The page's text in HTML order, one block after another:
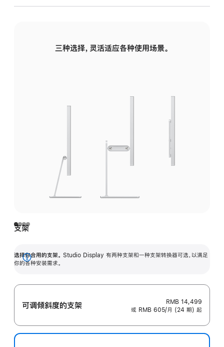
三种选择，灵活适应各种使用场景。
支架
选择你合用的支架。 Studio Display 有两种支架和一种支架转换器可选，以满足
你的各种安装需求。
展
可调倾斜度的支架
RMB 14,499
或 RMB 605/月 (24 期) 起